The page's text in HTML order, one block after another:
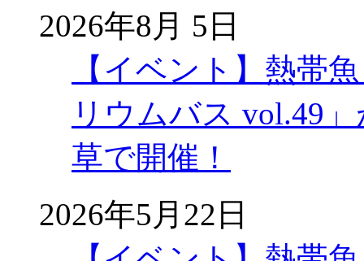
2026年8月 5日
【イベント】熱帯
リウムバス vol.49
草で開催！
2026年5月22日